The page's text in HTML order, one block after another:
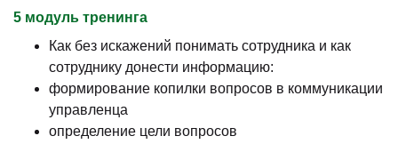
5 модуль тренинга
Как без искажений понимать сотрудника и как
сотруднику донести информацию:
формирование копилки вопросов в коммуникации
управленца
определение цели вопросов